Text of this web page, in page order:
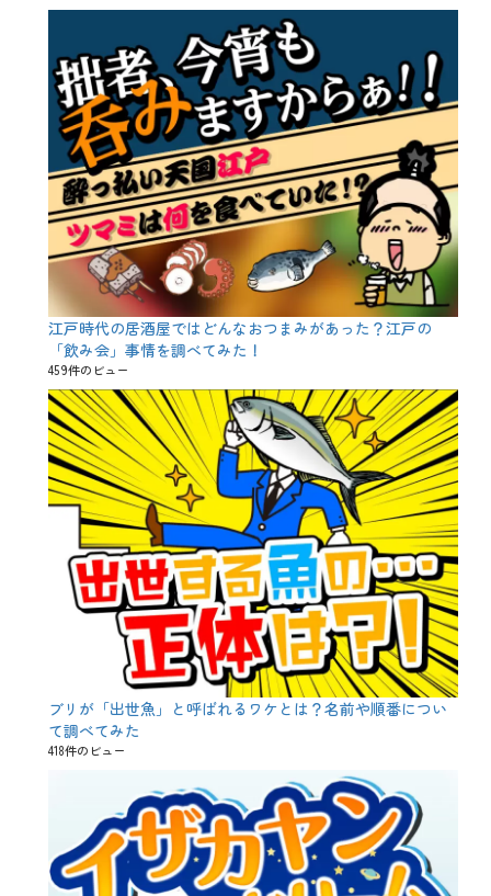
江戸時代の居酒屋ではどんなおつまみがあった？江戸の
「飲み会」事情を調べてみた！
459件のビュー
ブリが「出世魚」と呼ばれるワケとは？名前や順番につい
て調べてみた
418件のビュー